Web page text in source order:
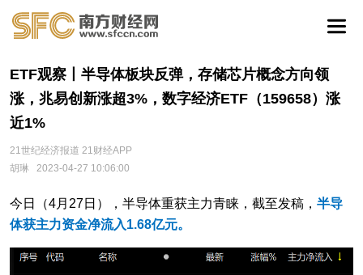
ETF观察丨半导体板块反弹，存储芯片概念方向领
涨，兆易创新涨超3%，数字经济ETF（159658）涨
近1%
21世纪经济报道 21财经APP
胡琳
2023-04-27 10:06:00
今日（4月27日），半导体重获主力青睐，截至发稿， 半导
体获主力资金净流入1.68亿元。